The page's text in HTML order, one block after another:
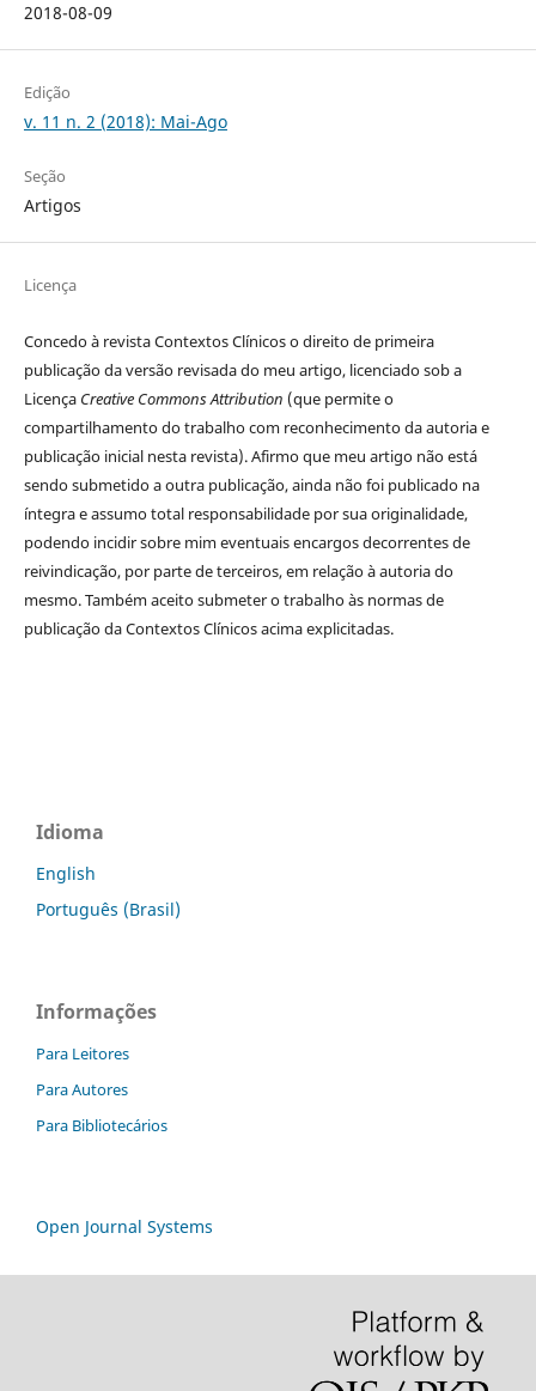
2018-08-09
Edição
v. 11 n. 2 (2018): Mai-Ago
Seção
Artigos
Licença
Concedo à revista Contextos Clínicos o direito de primeira
publicação da versão revisada do meu artigo, licenciado sob a
Licença Creative Commons Attribution (que permite o
compartilhamento do trabalho com reconhecimento da autoria e
publicação inicial nesta revista). Afirmo que meu artigo não está
sendo submetido a outra publicação, ainda não foi publicado na
íntegra e assumo total responsabilidade por sua originalidade,
podendo incidir sobre mim eventuais encargos decorrentes de
reivindicação, por parte de terceiros, em relação à autoria do
mesmo. Também aceito submeter o trabalho às normas de
publicação da Contextos Clínicos acima explicitadas.
Idioma
English
Português (Brasil)
Informações
Para Leitores
Para Autores
Para Bibliotecários
Open Journal Systems